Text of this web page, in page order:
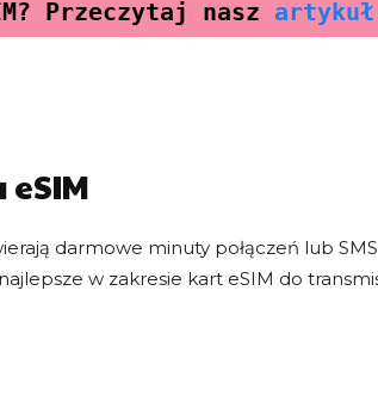
Przeczytaj nasz artykuł
darmowe minuty połączeń lub
w zakresie kart eSIM do